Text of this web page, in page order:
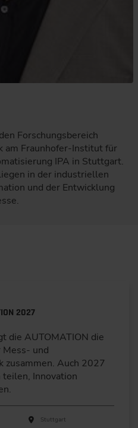
Forschungsbereich
am Fraunhofer-Institut für
IPA in Stuttgart.
in der industriellen
und der Entwicklung
2027
die AUTOMATION die
Mess- und
zusammen. Auch 2027
Innovation
Stuttgart